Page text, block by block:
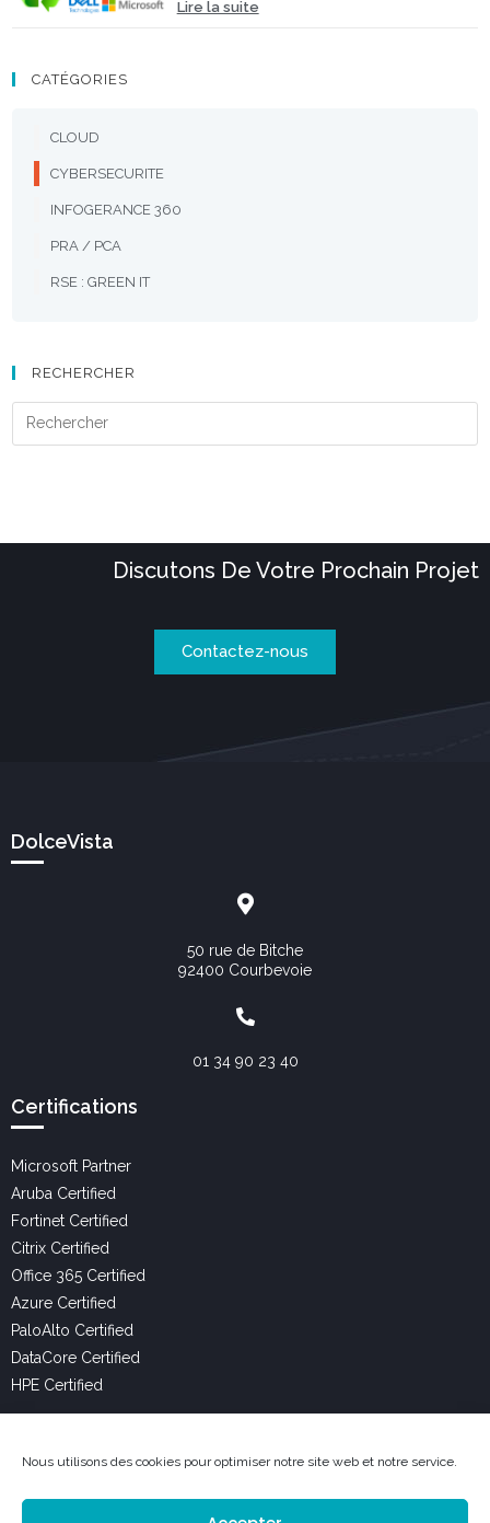
Nous utilisons des cookies pour optimiser notre site web et notre service.
Lire la suite
CATÉGORIES
CLOUD
CYBERSECURITE
INFOGERANCE 360
PRA / PCA
RSE : GREEN IT
RECHERCHER
Discutons De Votre Prochain Projet
Contactez-nous
DolceVista
50 rue de Bitche
92400 Courbevoie
01 34 90 23 40
Certifications
Microsoft Partner
Aruba Certified
Fortinet Certified
Citrix Certified
Office 365 Certified
Azure Certified
PaloAlto Certified
DataCore Certified
HPE Certified
Liens Utiles